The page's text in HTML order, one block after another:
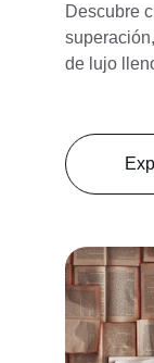
Descubre
de lujo